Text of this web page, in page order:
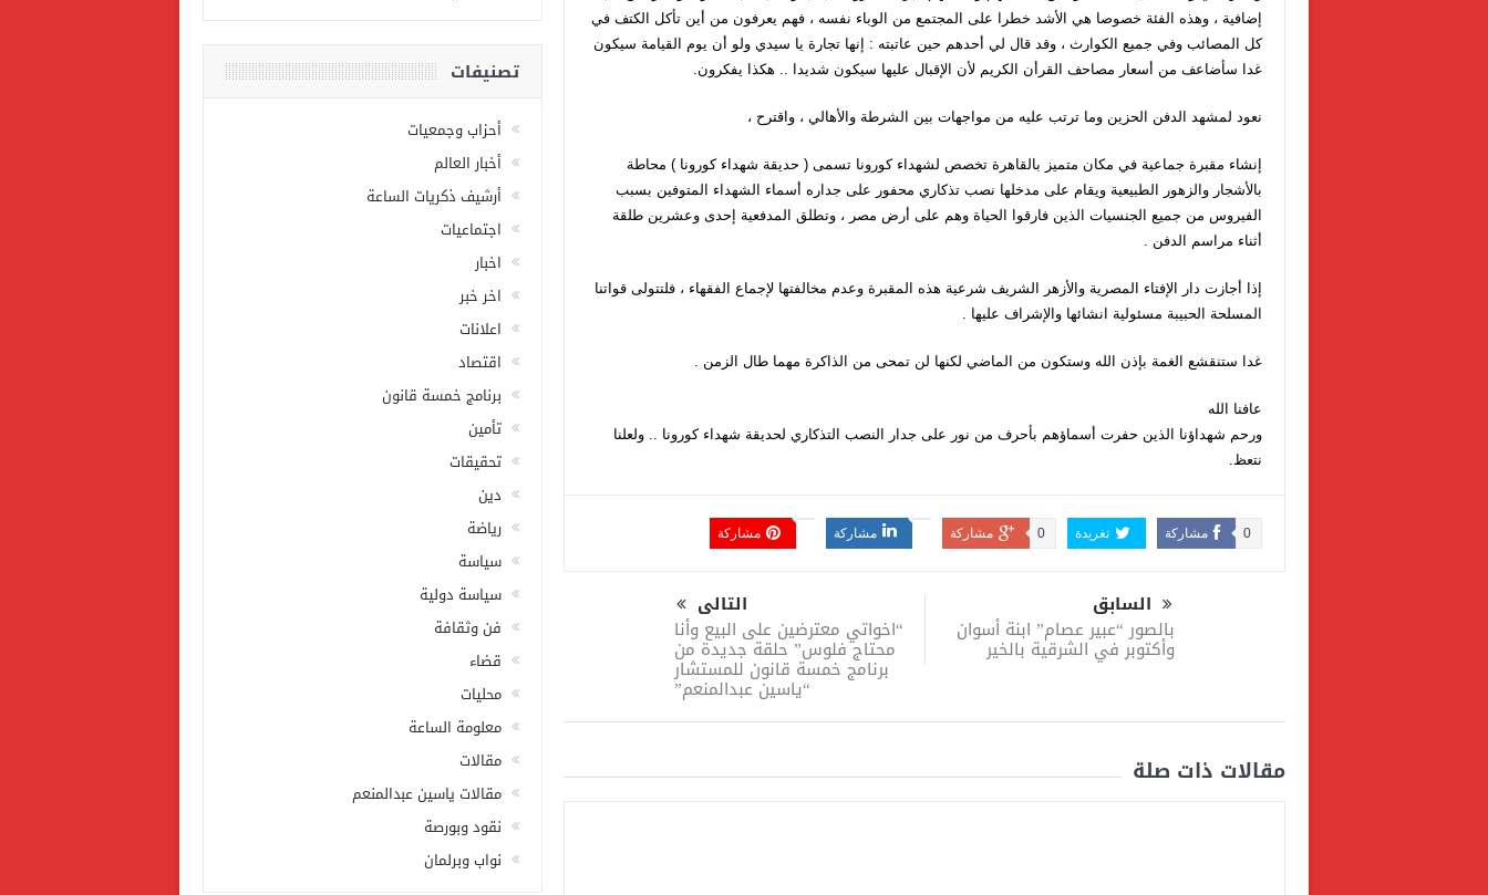
إضافية ، وهذه الفئة خصوصا هي الأشد خطرا على المجتمع من الوباء نفسه ، فهم يعرفون من أين تأكل الكتف في
كل المصائب وفي جميع الكوارث ، وقد قال لي أحدهم حين عاتبته : إنها تجارة يا سيدي ولو أن يوم القيامة سيكون
غدا سأضاعف من أسعار مصاحف القرأن الكريم لأن الإقبال عليها سيكون شديدا .. هكذا يفكرون.
نعود لمشهد الدفن الحزين وما ترتب عليه من مواجهات بين الشرطة والأهالي ، واقترح ،
إنشاء مقبرة جماعية في مكان متميز بالقاهرة تخصص لشهداء كورونا تسمى ( حديقة شهداء كورونا ) محاطة
بالأشجار والزهور الطبيعية ويقام على مدخلها نصب تذكاري محفور على جداره أسماء الشهداء المتوفين بسبب
الفيروس من جميع الجنسيات الذين فارقوا الحياة وهم على أرض مصر ، وتطلق المدفعية إحدى وعشرين طلقة
أثناء مراسم الدفن .
إذا أجازت دار الإفتاء المصرية والأزهر الشريف شرعية هذه المقبرة وعدم مخالفتها لإجماع الفقهاء ، فلتتولى قواتنا
المسلحة الحبيبة مسئولية انشائها والإشراف عليها .
غدا ستنقشع الغمة بإذن الله وستكون من الماضي لكنها لن تمحى من الذاكرة مهما طال الزمن .
عافنا الله
ورحم شهداؤنا الذين حفرت أسماؤهم بأحرف من نور على جدار النصب التذكاري لحديقة شهداء كورونا .. ولعلنا
نتعظ.
مشاركة 0 تغريدة مشاركة 0 مشاركة مشاركة
السابق
بالصور “عبير عصام” ابنة أسوان
وأكتوبر في الشرقية بالخير
التالى
“اخواتي معترضين على البيع وأنا
محتاج فلوس” حلقة جديدة من
برنامج خمسة قانون للمستشار
“ياسين عبدالمنعم”
مقالات ذات صلة
تصنيفات
أحزاب وجمعيات
أخبار العالم
أرشيف ذكريات الساعة
اجتماعيات
اخبار
اخر خبر
اعلانات
اقتصاد
برنامج خمسة قانون
تأمين
تحقيقات
دين
رياضة
سياسة
سياسة دولية
فن وثقافة
قضاء
محليات
معلومة الساعة
مقالات
مقالات ياسين عبدالمنعم
نقود وبورصة
نواب وبرلمان